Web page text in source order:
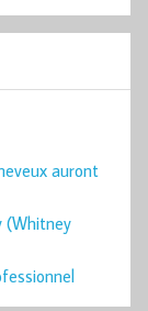
auront
(Whitney